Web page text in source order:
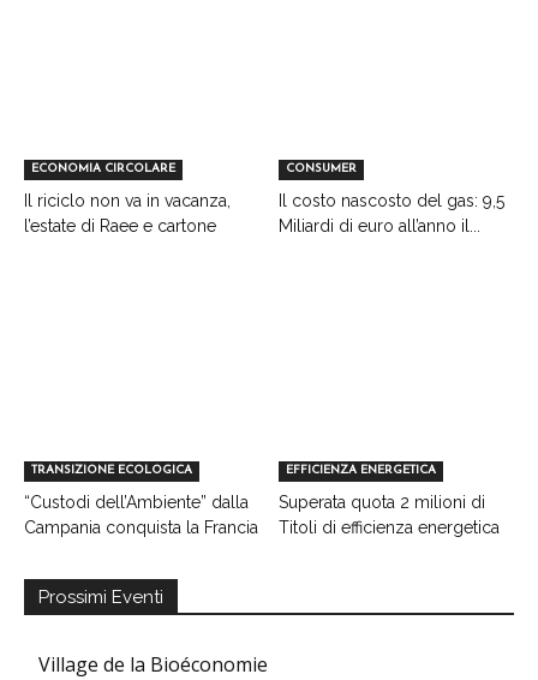
ECONOMIA CIRCOLARE
Il riciclo non va in vacanza,
l’estate di Raee e cartone
CONSUMER
Il costo nascosto del gas: 9,5
Miliardi di euro all’anno il...
TRANSIZIONE ECOLOGICA
“Custodi dell’Ambiente” dalla
Campania conquista la Francia
EFFICIENZA ENERGETICA
Superata quota 2 milioni di
Titoli di efficienza energetica
Prossimi Eventi
Village de la Bioéconomie